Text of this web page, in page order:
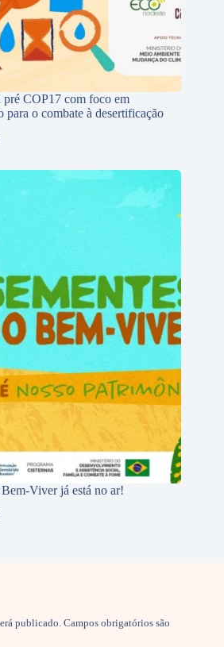
COP17 com foco em
para o combate à desertificação
Viver já está no ar!
publicado. Campos obrigatórios são